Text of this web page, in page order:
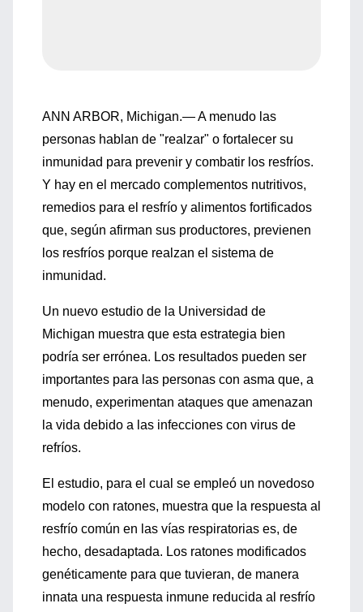
ANN ARBOR, Michigan.— A menudo las
personas hablan de "realzar" o fortalecer su
inmunidad para prevenir y combatir los resfríos.
Y hay en el mercado complementos nutritivos,
remedios para el resfrío y alimentos fortificados
que, según afirman sus productores, previenen
los resfríos porque realzan el sistema de
inmunidad.
Un nuevo estudio de la Universidad de
Michigan muestra que esta estrategia bien
podría ser errónea. Los resultados pueden ser
importantes para las personas con asma que, a
menudo, experimentan ataques que amenazan
la vida debido a las infecciones con virus de
refríos.
El estudio, para el cual se empleó un novedoso
modelo con ratones, muestra que la respuesta al
resfrío común en las vías respiratorias es, de
hecho, desadaptada. Los ratones modificados
genéticamente para que tuvieran, de manera
innata una respuesta inmune reducida al resfrío